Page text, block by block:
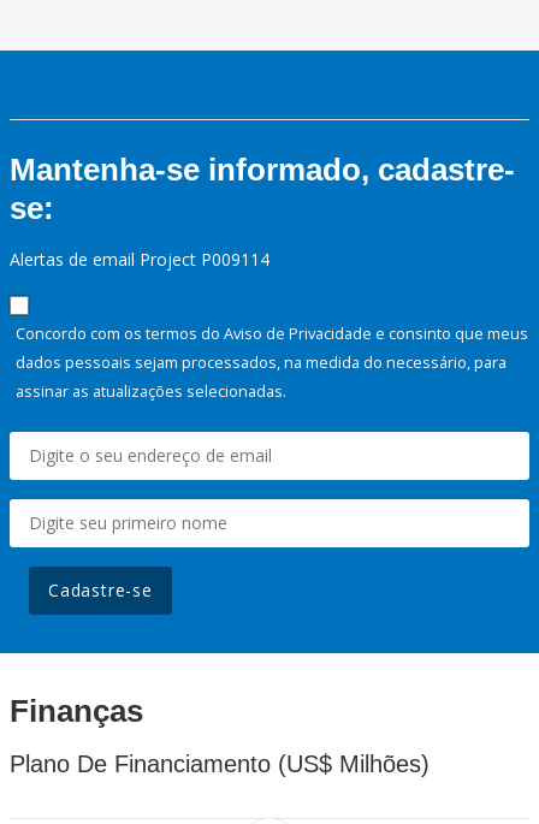
Mantenha-se informado, cadastre-
se:
Alertas de email Project P009114
Concordo com os termos do Aviso de Privacidade e consinto que meus
dados pessoais sejam processados, na medida do necessário, para
assinar as atualizações selecionadas.
Cadastre-se
Finanças
Plano De Financiamento (US$ Milhões)